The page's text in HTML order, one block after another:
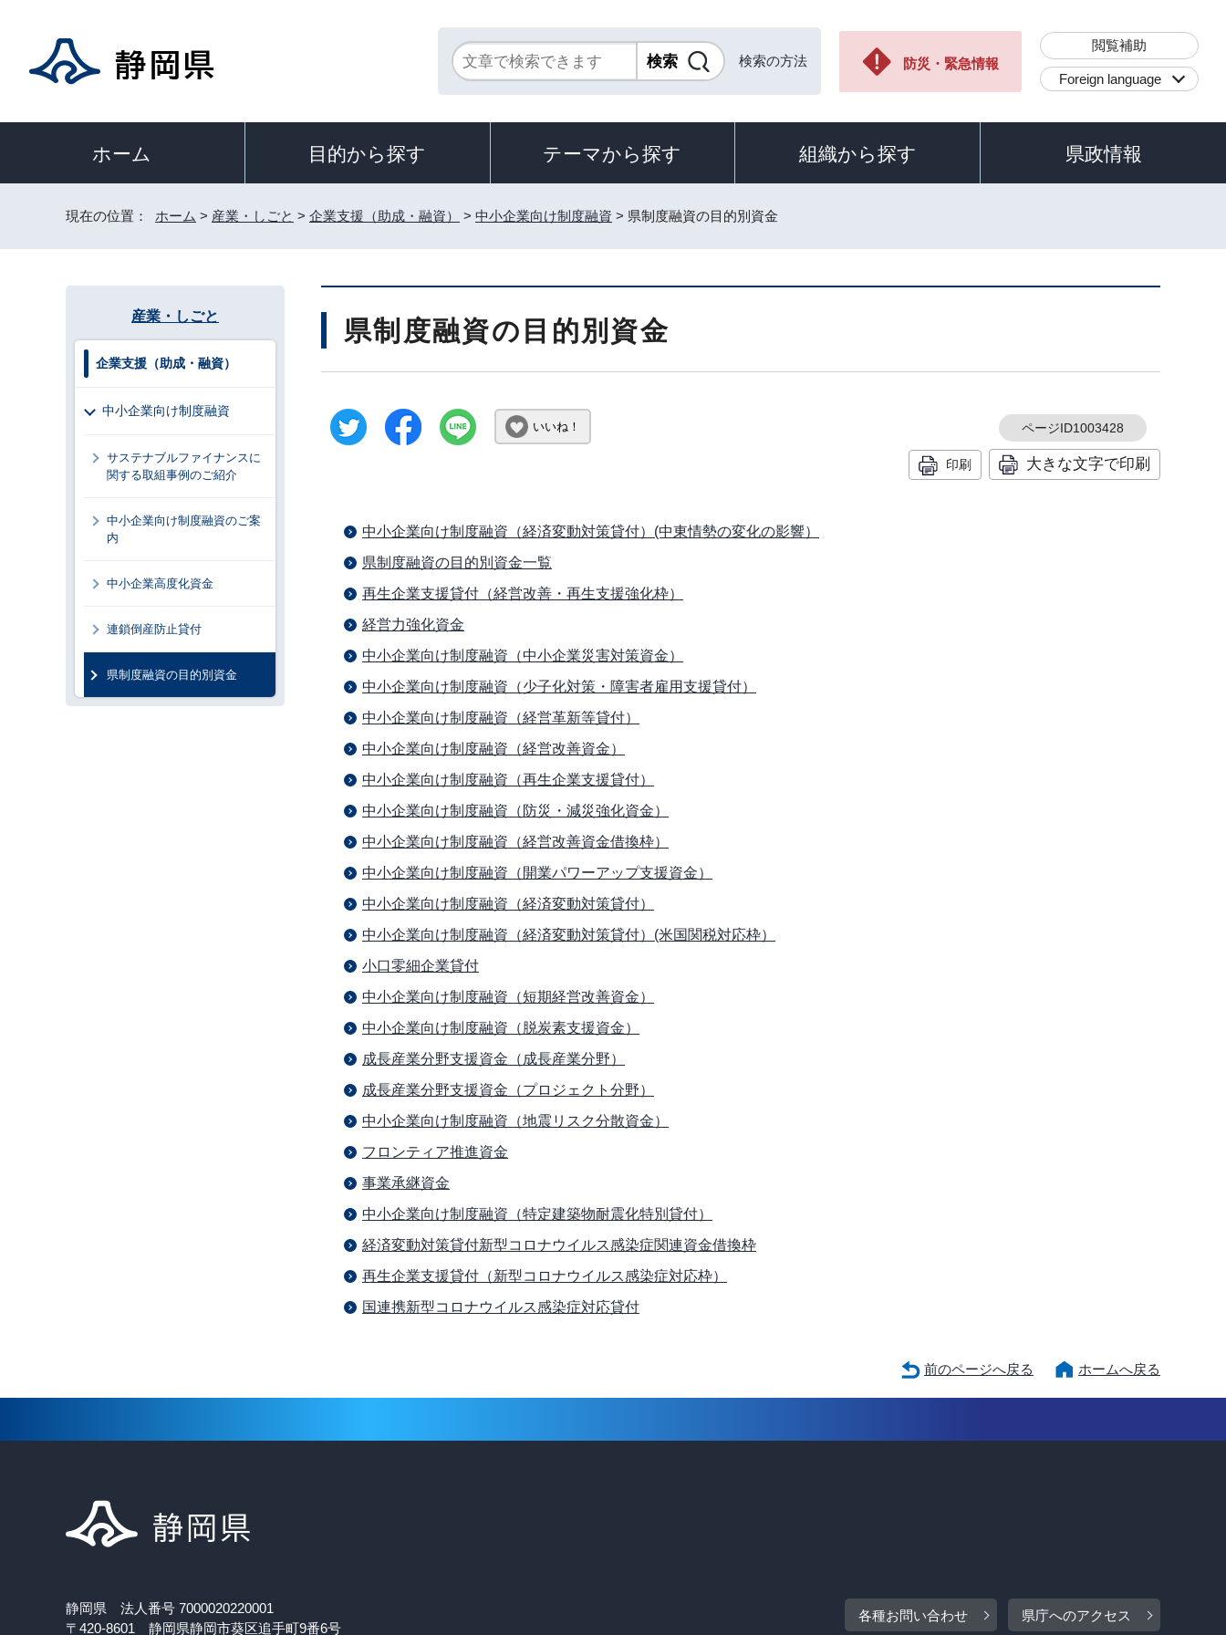
検索の方法 防災・緊急情報
閲覧補助
Foreign language
ホーム 目的から探す テーマから探す 組織から探す 県政情報
現在の位置： ホーム > 産業・しごと > 企業支援（助成・融資） > 中小企業向け制度融資 > 県制度融資の目的別資金
県制度融資の目的別資金
いいね！ ページID1003428
印刷 大きな文字で印刷
中小企業向け制度融資（経済変動対策貸付）(中東情勢の変化の影響）
県制度融資の目的別資金一覧
再生企業支援貸付（経営改善・再生支援強化枠）
経営力強化資金
中小企業向け制度融資（中小企業災害対策資金）
中小企業向け制度融資（少子化対策・障害者雇用支援貸付）
中小企業向け制度融資（経営革新等貸付）
中小企業向け制度融資（経営改善資金）
中小企業向け制度融資（再生企業支援貸付）
中小企業向け制度融資（防災・減災強化資金）
中小企業向け制度融資（経営改善資金借換枠）
中小企業向け制度融資（開業パワーアップ支援資金）
中小企業向け制度融資（経済変動対策貸付）
中小企業向け制度融資（経済変動対策貸付）(米国関税対応枠）
小口零細企業貸付
中小企業向け制度融資（短期経営改善資金）
中小企業向け制度融資（脱炭素支援資金）
成長産業分野支援資金（成長産業分野）
成長産業分野支援資金（プロジェクト分野）
中小企業向け制度融資（地震リスク分散資金）
フロンティア推進資金
事業承継資金
中小企業向け制度融資（特定建築物耐震化特別貸付）
経済変動対策貸付新型コロナウイルス感染症関連資金借換枠
再生企業支援貸付（新型コロナウイルス感染症対応枠）
国連携新型コロナウイルス感染症対応貸付
産業・しごと
企業支援（助成・融資）
中小企業向け制度融資
サステナブルファイナンスに
関する取組事例のご紹介
中小企業向け制度融資のご案
内
中小企業高度化資金
連鎖倒産防止貸付
県制度融資の目的別資金
前のページへ戻る ホームへ戻る
静岡県 法人番号 7000020220001
〒420-8601 静岡県静岡市葵区追手町9番6号
各種お問い合わせ 県庁へのアクセス